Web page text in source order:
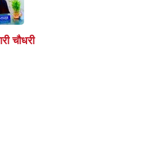
चाैधरी